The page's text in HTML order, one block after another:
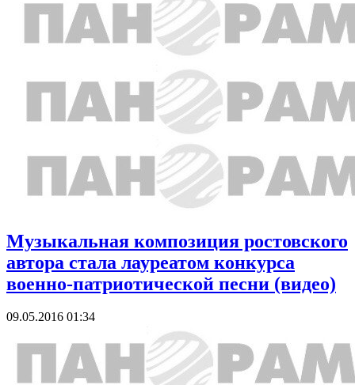
Музыкальная композиция ростовского
автора стала лауреатом конкурса
военно-патриотической песни (видео)
09.05.2016 01:34